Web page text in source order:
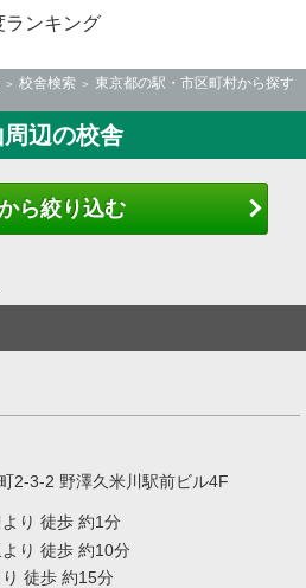
ランキング
校舎検索
東京都の駅・市区町村から探す
辺の校舎
ら絞り込む
2-3-2 野澤久米川駅前ビル4F
り 徒歩 約1分
り 徒歩 約10分
徒歩 約15分